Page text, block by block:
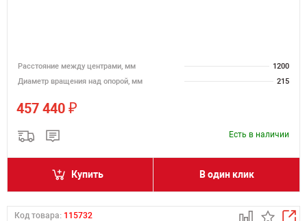
Расстояние между центрами, мм
1200
Диаметр вращения над опорой, мм
215
457 440 ₽
Есть в наличии
Купить В один клик
Код товара: 115732